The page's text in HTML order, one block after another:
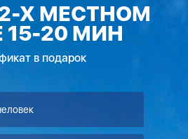
Х МЕСТНОМ
20 МИН
в подарок